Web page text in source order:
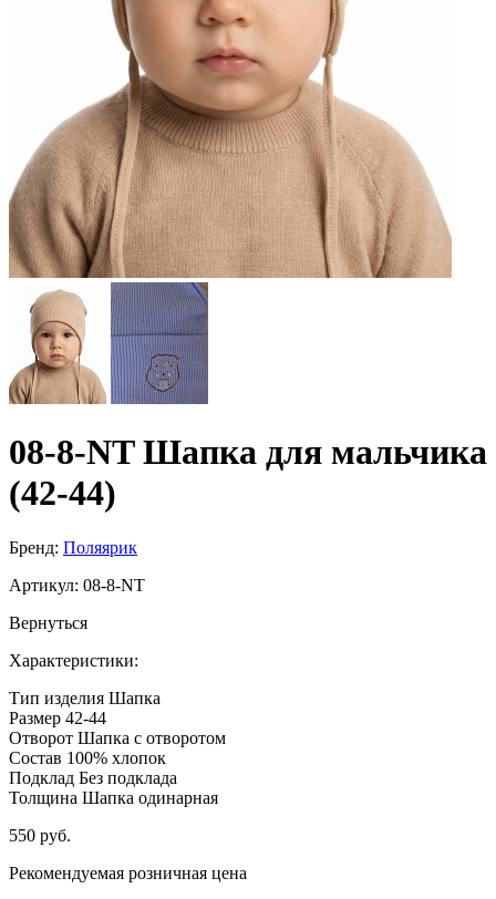
08-8-NT Шапка для мальчика
(42-44)
Бренд: Поляярик
Артикул: 08-8-NT
Вернуться
Характеристики:
Тип изделия Шапка
Размер 42-44
Отворот Шапка с отворотом
Состав 100% хлопок
Подклад Без подклада
Толщина Шапка одинарная
550 руб.
Рекомендуемая розничная цена